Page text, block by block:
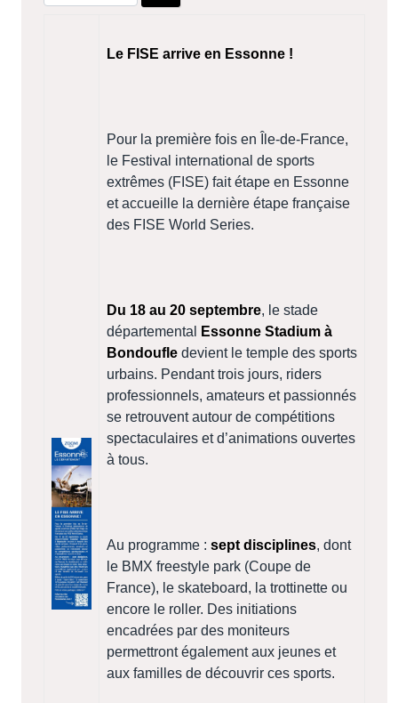
Le FISE arrive en Essonne !
Pour la première fois en Île-de-France,
le Festival international de sports
extrêmes (FISE) fait étape en Essonne
et accueille la dernière étape française
des FISE World Series.
Du 18 au 20 septembre, le stade
départemental
Essonne Stadium à
Bondoufle devient le temple des sports
urbains. Pendant trois jours, riders
professionnels, amateurs et passionnés
se retrouvent autour de compétitions
spectaculaires et d’animations ouvertes
à tous.
Au programme : sept disciplines, dont
le BMX freestyle park (Coupe de
France), le skateboard, la trottinette ou
encore le roller. Des initiations
encadrées par des moniteurs
permettront également aux jeunes et
aux familles de découvrir ces sports.